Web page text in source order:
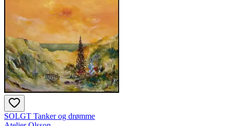
SOLGT Tanker og drømme